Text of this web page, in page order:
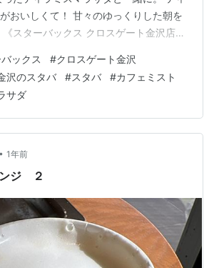
おいしくて！ 甘々のゆっくりした朝を
スターバックス クロスゲート金沢店》
ックス #クロスゲート金沢
沢のスタバ #スタバ #カフェミスト
サダ
• 1年前
ジ ２